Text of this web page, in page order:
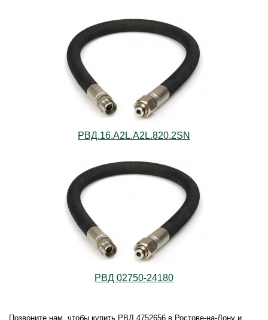
РВД.16.А2L.А2L.820.2SN
РВД 02750-24180
Позвоните нам, чтобы купить РВД 4752656 в Ростове-на-Дону и